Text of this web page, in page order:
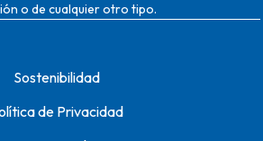
o de cualquier otro tipo.
Sostenibilidad
de Privacidad